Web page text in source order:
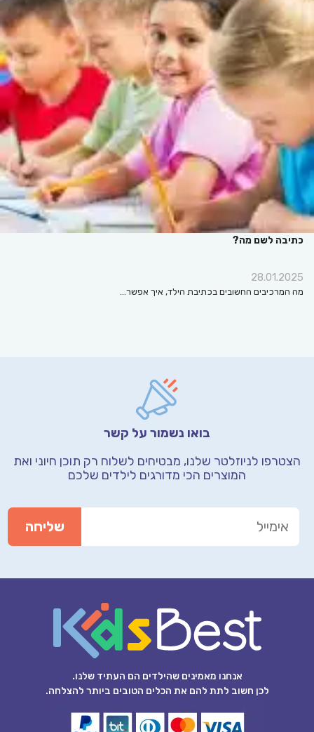
כתיבה לשם מה?
28.01.2025
מה המרכיבים החשובים בכתיבת הילד, איך אפשר…
בואו נשמור על קשר
הצטרפו לניוזלטר שלנו, מבטיחים לשלוח רק תוכן חיוני ואת
המוצרים הכי מדורגים לילדים שלכם
אנחנו מאמינים שהילדים הם העתיד שלנו.
לכן חשוב לתת להם את הכלים הטובים ביותר להצלחה.